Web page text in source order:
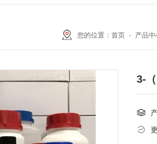
您的位置： 首页- 产品中
3-